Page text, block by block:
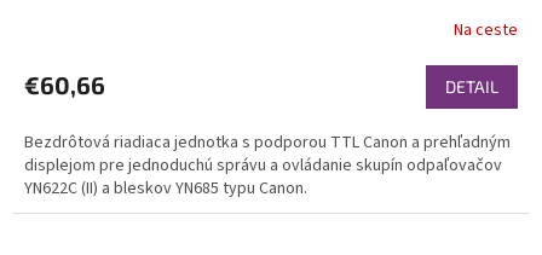
Na ceste
€60,66 DETAIL
Bezdrôtová riadiaca jednotka s podporou TTL Canon a prehľadným
displejom pre jednoduchú správu a ovládanie skupín odpaľovačov
YN622C (II) a bleskov YN685 typu Canon.